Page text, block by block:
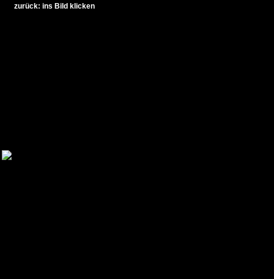
zurück: ins Bild klicken